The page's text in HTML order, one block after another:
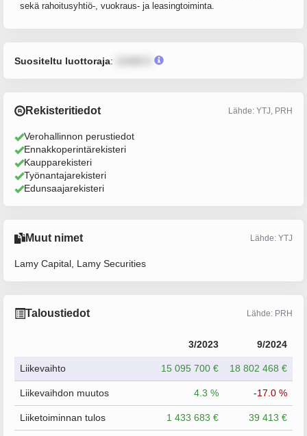
sekä rahoitusyhtiö-, vuokraus- ja leasingtoiminta.
Suositeltu luottoraja:
Rekisteritiedot Lähde: YTJ, PRH
Verohallinnon perustiedot
Ennakkoperintärekisteri
Kaupparekisteri
Työnantajarekisteri
Edunsaajarekisteri
Muut nimet Lähde: YTJ
Lamy Capital, Lamy Securities
Taloustiedot Lähde: PRH
3/2023 9/2024
Liikevaihto 15 095 700 € 18 802 468 €
Liikevaihdon muutos 4.3 % -17.0 %
Liiketoiminnan tulos 1 433 683 € 39 413 €